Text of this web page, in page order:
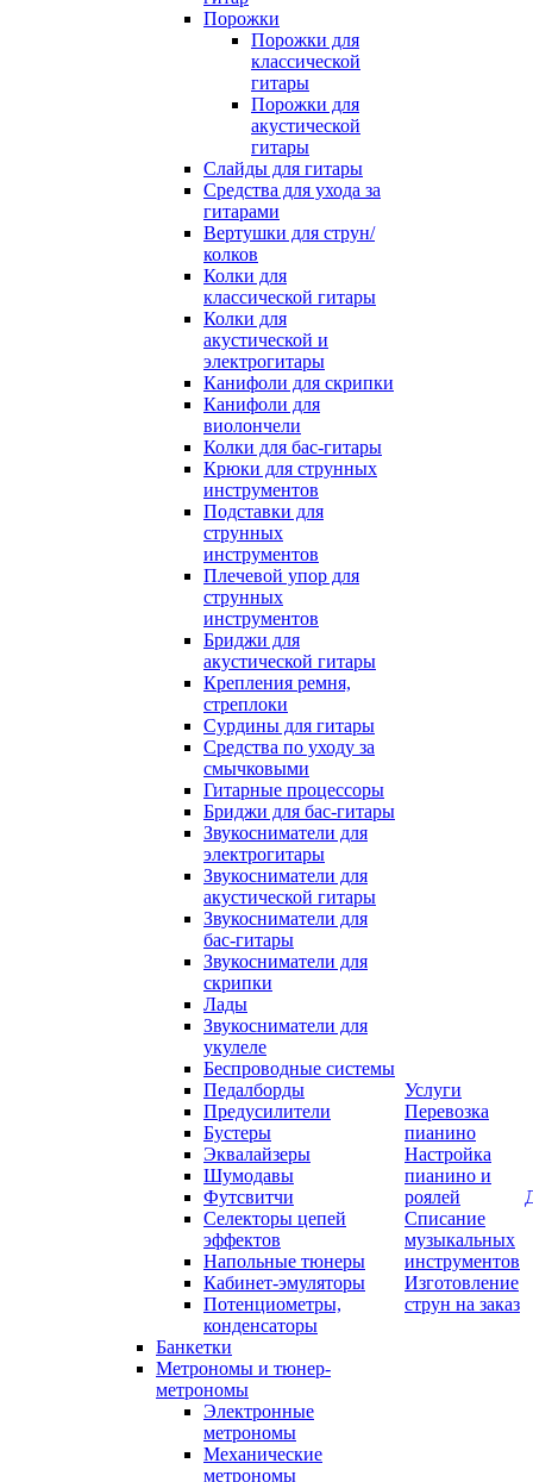
Порожки
Порожки для
классической
гитары
Порожки для
акустической
гитары
Слайды для гитары
Средства для ухода за
гитарами
Вертушки для струн/
колков
Колки для
классической гитары
Колки для
акустической и
электрогитары
Канифоли для скрипки
Канифоли для
виолончели
Колки для бас-гитары
Крюки для струнных
инструментов
Подставки для
струнных
инструментов
Плечевой упор для
струнных
инструментов
Бриджи для
акустической гитары
Крепления ремня,
стреплоки
Сурдины для гитары
Средства по уходу за
смычковыми
Гитарные процессоры
Бриджи для бас-гитары
Звукосниматели для
электрогитары
Звукосниматели для
акустической гитары
Звукосниматели для
бас-гитары
Звукосниматели для
скрипки
Лады
Звукосниматели для
укулеле
Беспроводные системы
Педалборды
Предусилители
Бустеры
Эквалайзеры
Шумодавы
Футсвитчи
Селекторы цепей
эффектов
Напольные тюнеры
Кабинет-эмуляторы
Потенциометры,
конденсаторы
Банкетки
Метрономы и тюнер-
метрономы
Электронные
метрономы
Механические
метрономы
Услуги
Перевозка
пианино
Настройка
пианино и
роялей
Списание
музыкальных
инструментов
Изготовление
струн на заказ